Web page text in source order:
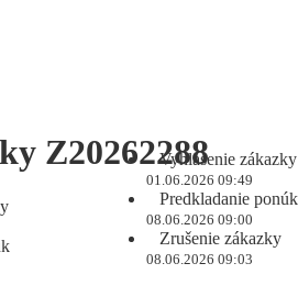
Vyhlásenie zákazky
01.06.2026 09:49
Predkladanie ponúk
08.06.2026 09:00
Zrušenie zákazky
08.06.2026 09:03
Z20262288